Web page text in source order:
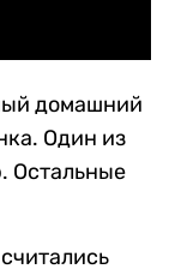
домашний
Один из
Остальные